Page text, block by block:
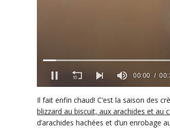
s
e
c
o
Il fait enfin chaud! C’est la saison des
blizzard au biscuit, aux arachides et au
d’arachides hachées et d’un enrobage